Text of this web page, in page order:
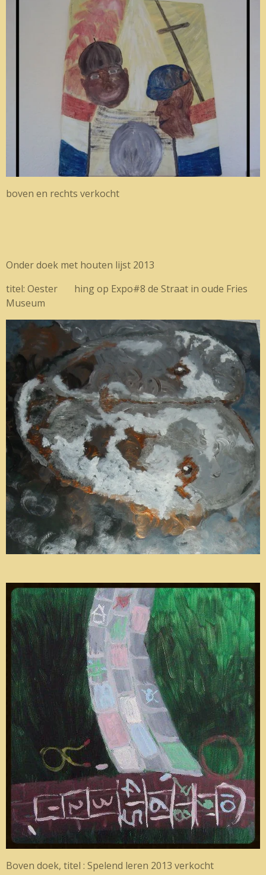
boven en rechts verkocht
Onder doek met houten lijst 2013
titel: Oester hing op Expo#8 de Straat in oude Fries
Museum
Boven doek, titel : Spelend leren 2013 verkocht